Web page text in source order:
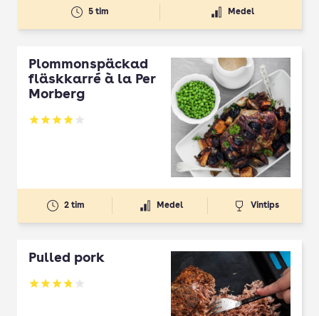
5 tim Medel
Plommonspäckad
fläskkarré à la Per
Morberg
Betyg: 3.94 av 5
2 tim Medel Vintips
Pulled pork
Betyg: 3.81 av 5